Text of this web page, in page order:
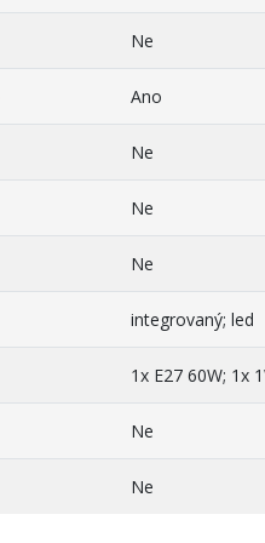
Ne
Ano
Ne
Ne
Ne
integrovaný; led
1x E27 60W; 1x
Ne
Ne